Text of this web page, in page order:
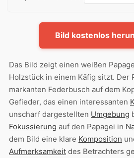
Bild kostenlos
Das Bild zeigt einen weißen
Holzstück in einem Käfig sitzt. Der
markanten Federbusch auf dem
Gefieder, das einen interessanten
unscharf dargestellten Umgebung
Fokussierung auf den Papagei in
dem Bild eine klare Komposition
Aufmerksamkeit des Betrachters